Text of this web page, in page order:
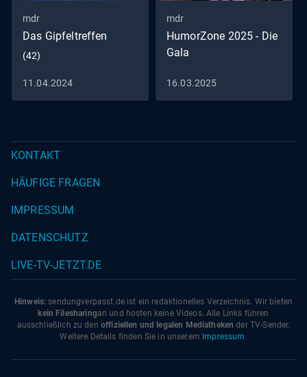
mdr
Das Gipfeltreffen
(42)
11.04.2024
mdr
HumorZone 2025 - Die
Gala
16.03.2025
KONTAKT
HÄUFIGE FRAGEN
IMPRESSUM
DATENSCHUTZ
LIVE-TV-JETZT.DE
Hinweis: sendungverpasst.de ist ein redaktionelles Verzeichnis. Wir bieten
kein Filesharingan und hosten keine Videos. Alle Links führen
ausschließlich zu den offiziellen und legalen Mediatheken der TV-Sender.
Weitere Details finden Sie in unserem Impressum.